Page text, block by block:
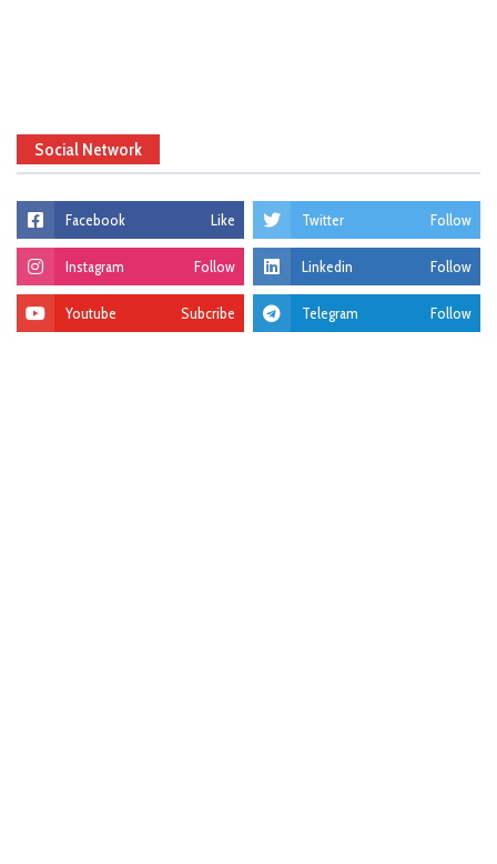
Social Network
Facebook Like Twitter Follow
Instagram Follow Linkedin Follow
Youtube Subcribe Telegram Follow